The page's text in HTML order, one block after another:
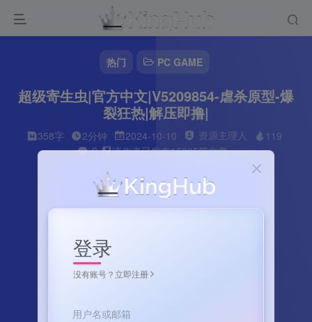
热门 PC GAME
超级寄生虫|官方中文|V5209854-虐杀原型-爆
裂狂热|解压即撸|
358字 2分钟 2024-10-10 资源主理人
119
0
该作者已发布15265篇文章
登录
没有账号？立即注册
用户名或邮箱